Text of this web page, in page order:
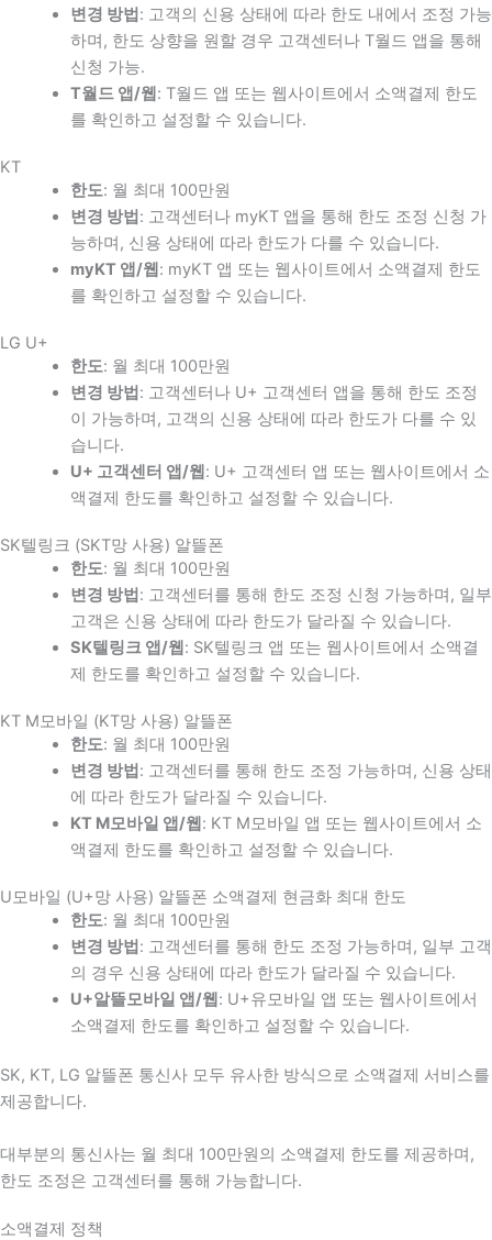
변경 방법 : 고객의 신용 상태에 따라 한도 내에서 조정 가능
하며, 한도 상향을 원할 경우 고객센터나 T월드 앱을 통해
신청 가능.
T월드 앱/웹 : T월드 앱 또는 웹사이트에서 소액결제 한도
를 확인하고 설정할 수 있습니다.
KT
한도: 월 최대 100만원
변경 방법 : 고객센터나 myKT 앱을 통해 한도 조정 신청 가
능하며, 신용 상태에 따라 한도가 다를 수 있습니다.
myKT 앱/웹 : myKT 앱 또는 웹사이트에서 소액결제 한도
를 확인하고 설정할 수 있습니다.
LG U+
한도: 월 최대 100만원
변경 방법 : 고객센터나 U+ 고객센터 앱을 통해 한도 조정
이 가능하며, 고객의 신용 상태에 따라 한도가 다를 수 있
습니다.
U+ 고객센터 앱/웹 : U+ 고객센터 앱 또는 웹사이트에서 소
액결제 한도를 확인하고 설정할 수 있습니다.
SK텔링크 (SKT망 사용) 알뜰폰
한도: 월 최대 100만원
변경 방법 : 고객센터를 통해 한도 조정 신청 가능하며, 일부
고객은 신용 상태에 따라 한도가 달라질 수 있습니다.
SK텔링크 앱/웹 : SK텔링크 앱 또는 웹사이트에서 소액결
제 한도를 확인하고 설정할 수 있습니다.
KT M모바일 (KT망 사용) 알뜰폰
한도: 월 최대 100만원
변경 방법 : 고객센터를 통해 한도 조정 가능하며, 신용 상태
에 따라 한도가 달라질 수 있습니다.
KT M모바일 앱/웹 : KT M모바일 앱 또는 웹사이트에서 소
액결제 한도를 확인하고 설정할 수 있습니다.
U모바일 (U+망 사용) 알뜰폰 소액결제 현금화 최대 한도
한도: 월 최대 100만원
변경 방법 : 고객센터를 통해 한도 조정 가능하며, 일부 고객
의 경우 신용 상태에 따라 한도가 달라질 수 있습니다.
U+알뜰모바일 앱/웹 : U+유모바일 앱 또는 웹사이트에서
소액결제 한도를 확인하고 설정할 수 있습니다.
SK, KT, LG 알뜰폰 통신사 모두 유사한 방식으로 소액결제 서비스를
제공합니다.
대부분의 통신사는 월 최대 100만원의 소액결제 한도를 제공하며,
한도 조정은 고객센터를 통해 가능합니다.
소액결제 정책